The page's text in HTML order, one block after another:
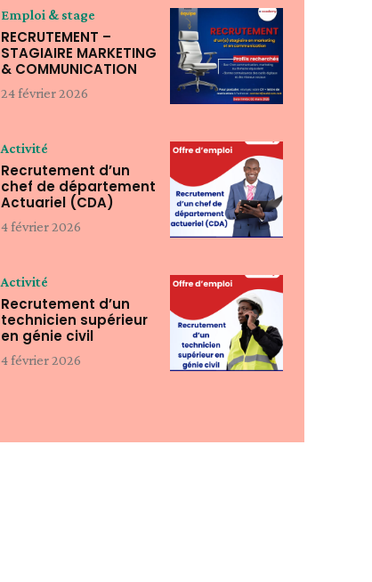
Emploi & stage
RECRUTEMENT –
STAGIAIRE MARKETING
& COMMUNICATION
24 février 2026
Activité
Recrutement d’un
chef de département
Actuariel (CDA)
4 février 2026
Activité
Recrutement d’un
technicien supérieur
en génie civil
4 février 2026